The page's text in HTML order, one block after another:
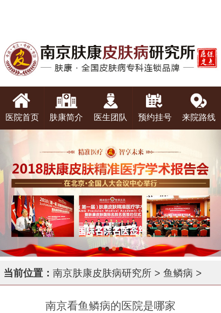
医院首页 肤康简介 医生团队 预约挂号 来院路线
当前位置： 南京肤康皮肤病研究所 > 鱼鳞病 >
南京看鱼鳞病的医院是哪家